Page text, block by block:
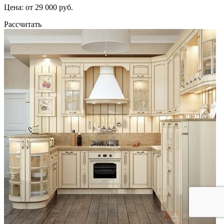
Цена: от 29 000 руб.
Рассчитать